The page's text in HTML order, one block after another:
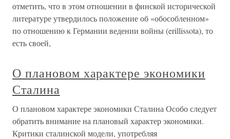
отметить, что в этом отношении в финской исторической
литературе утвердилось положение об «обособленном»
по отношению к Германии ведении войны (erillissota), то
есть своей,
О плановом характере экономики
Сталина
О плановом характере экономики Сталина Особо следует
обратить внимание на плановый характер экономики.
Критики сталинской модели, употребляя